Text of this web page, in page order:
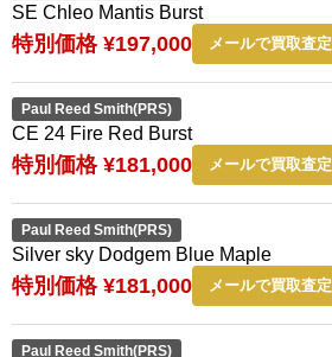
SE Chleo Mantis Burst
特別価格 ¥197,000 メールで買取査定
Paul Reed Smith(PRS)
CE 24 Fire Red Burst
特別価格 ¥181,000 メールで買取査定
Paul Reed Smith(PRS)
Silver sky Dodgem Blue Maple
特別価格 ¥181,000 メールで買取査定
Paul Reed Smith(PRS)